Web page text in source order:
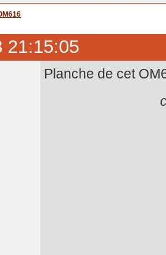
21:15:05
Planche de cet